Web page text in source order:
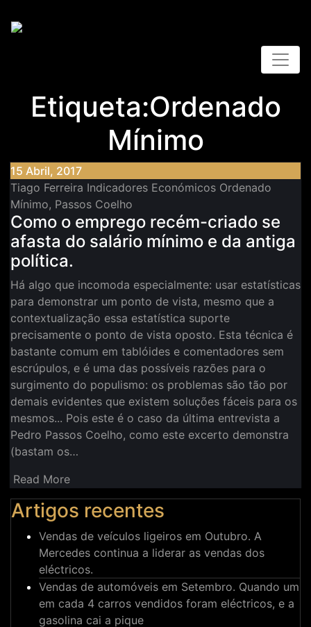
para
Etiqueta:Ordenado
Mínimo
15 Abril, 2017
Tiago Ferreira Indicadores Económicos Ordenado
Mínimo, Passos Coelho
Como o emprego recém-criado se
afasta do salário mínimo e da antiga
política.
Há algo que incomoda especialmente: usar estatísticas
para demonstrar um ponto de vista, mesmo que a
contextualização essa estatística suporte
precisamente o ponto de vista oposto. Esta técnica é
bastante comum em tablóides e comentadores sem
escrúpulos, e é uma das possíveis razões para o
surgimento do populismo: os problemas são tão por
demais evidentes que existem soluções fáceis para os
mesmos... Pois este é o caso da última entrevista a
Pedro Passos Coelho, como este excerto demonstra
(bastam os…
Read More
Artigos recentes
Vendas de veículos ligeiros em Outubro. A
Mercedes continua a liderar as vendas dos
eléctricos.
Vendas de automóveis em Setembro. Quando um
em cada 4 carros vendidos foram eléctricos, e a
gasolina cai a pique